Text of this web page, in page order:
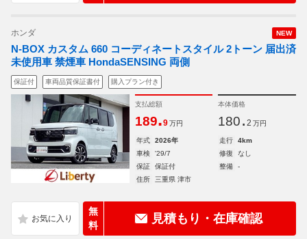
NEW
ホンダ
N-BOX カスタム 660 コーディネートスタイル 2トーン 届出済
未使用車 禁煙車 HondaSENSING 両側
保証付 車両品質保証書付 購入プラン付き
支払総額
189.9 万円
本体価格
180. 2 万円
年式 2026年 走行
4km
車検
'29/7 修復
なし
保証
保証付 整備
-
住所
三重県 津市
無
料
見積もり・在庫確認